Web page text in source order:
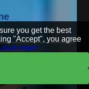
you get the best
"Accept", you agree
Learn more